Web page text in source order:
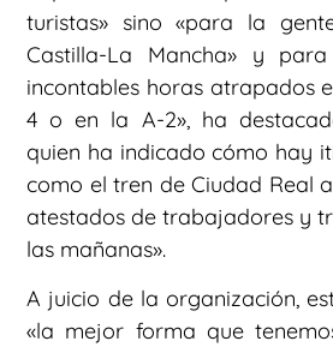
turistas» sino «para la
Castilla-La Mancha» y
incontables horas atrapados
4 o en la A-2», ha
quien ha indicado cómo hay
como el tren de Ciudad Real
atestados de trabajadores y
las mañanas».
A juicio de la organización,
«la mejor forma que